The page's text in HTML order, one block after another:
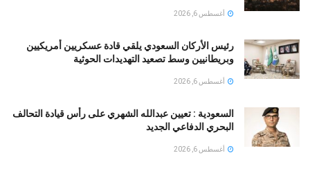
أغسطس 6, 2026
رئيس الأركان السعودي يلقي قادة عسكريين أمريكيين
وبريطانيين وسط تصعيد التهديدات الحوثية
أغسطس 6, 2026
السعودية : تعيين عبدالله الشهري على رأس قيادة التحالف
البحري الدفاعي الجديد
أغسطس 6, 2026